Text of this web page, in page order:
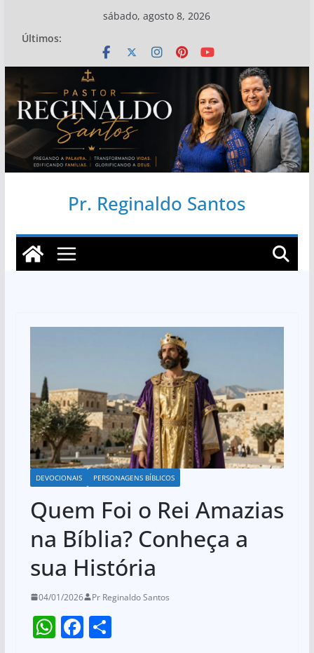
conteúdo
sábado, agosto 8, 2026
Últimos:
Pr. Reginaldo Santos
DEVOCIONAIS PERSONAGENS BÍBLICOS
Quem Foi o Rei Amazias
na Bíblia? Conheça a
sua História
04/01/2026 Pr Reginaldo Santos
W F S